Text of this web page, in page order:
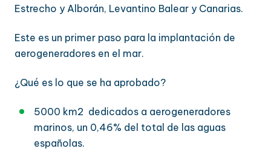
Estrecho y Alborán, Levantino Balear y Canarias.
Este es un primer paso para la implantación de
aerogeneradores en el mar.
¿Qué es lo que se ha aprobado?
5000 km2 dedicados a aerogeneradores
marinos, un 0,46% del total de las aguas
españolas.